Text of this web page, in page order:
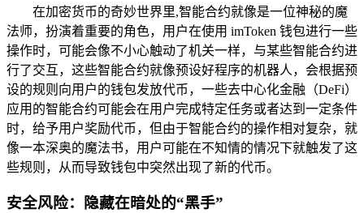
在加密货币的奇妙世界里,智能合约就像是一位神秘的魔
法师，扮演着重要的角色，用户在使用 imToken 钱包进行一些
操作时，可能会像不小心触动了机关一样，与某些智能合约进
行了交互，这些智能合约就像预设好程序的机器人，会根据预
设的规则向用户的钱包发放代币，一些去中心化金融（DeFi）
应用的智能合约可能会在用户完成特定任务或者达到一定条件
时，给予用户奖励代币，但由于智能合约的操作相对复杂，就
像一本深奥的魔法书，用户可能在不知情的情况下就触发了这
些规则，从而导致钱包中突然出现了新的代币。
安全风险：隐藏在暗处的“黑手”